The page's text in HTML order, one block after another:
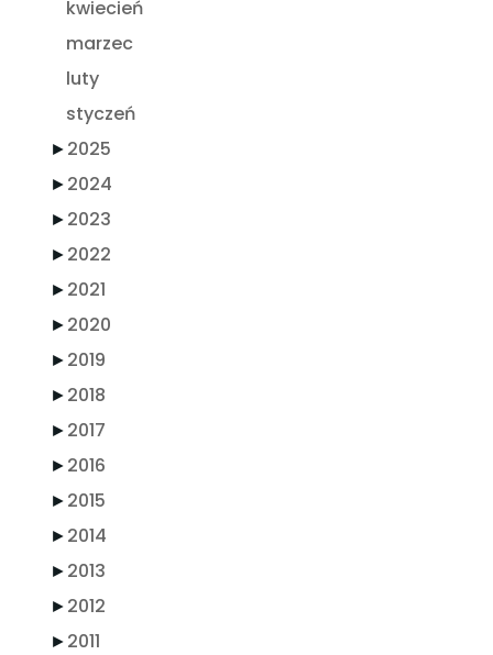
kwiecień
marzec
luty
styczeń
►2025
►2024
►2023
►2022
►2021
►2020
►2019
►2018
►2017
►2016
►2015
►2014
►2013
►2012
►2011